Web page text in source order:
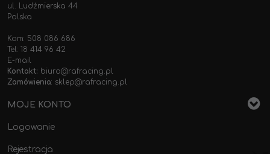
ul. Ludźmierska 44
Polska
Kom: 508 086 686
Tel: 18 414 96 42
E-mail
Kontakt: biuro@rafracing.pl
Zamówienia: sklep@rafracing.pl
MOJE KONTO
Logowanie
Rejestracja